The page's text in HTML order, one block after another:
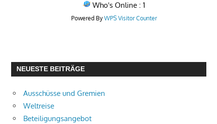
Who's Online : 1
Powered By WPS Visitor Counter
NEUESTE BEITRÄGE
Ausschüsse und Gremien
Weltreise
Beteiligungsangebot